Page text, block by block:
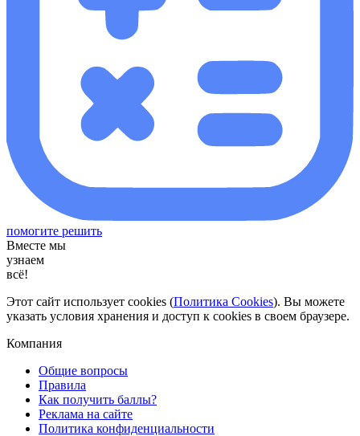
помогите решить
Вместе мы
узнаем
всё!
Этот сайт использует cookies (Политика Cookies). Вы можете
указать условия хранения и доступ к cookies в своем браузере.
Компания
Общие вопросы
Правила
Как получить баллы?
Реклама на сайте
Политика конфиденциальности